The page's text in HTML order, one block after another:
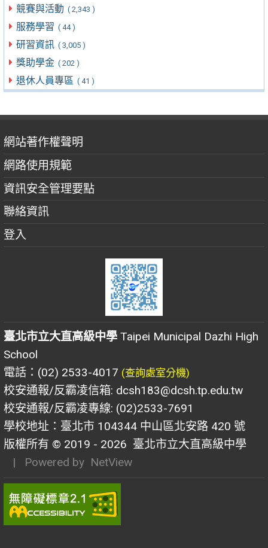
競賽與活動 ( 2,343 )
服務學習 ( 44 )
研習資訊 ( 3,005 )
獎助學金 ( 202 )
退休人員專區 ( 41 )
網站著作權聲明
網路使用規範
資訊安全管理要點
聯絡資訊
登入
臺北市立大直高級中學 Taipei Municipal Dazhi High
School
電話：(02) 2533-4017 (查詢處室分機)
校安通報/反霸凌信箱: dcsh183@dcsh.tp.edu.tw
校安通報/反霸凌專線: (02)2533-7691
學校地址：臺北市 104344 中山區北安路 420 號
版權所有 © 2019 - 2026 臺北市立大直高級中學
| Powered by NetView